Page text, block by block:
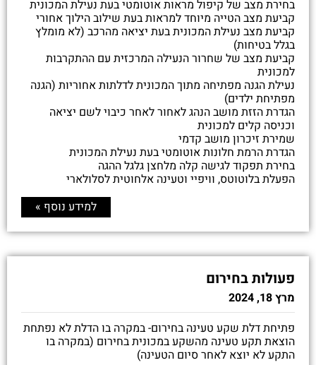
בחירת מצב של קיפול מראות אוטומטי בעת נעילת המכונית
קביעת מצב הטייה מיוחד למראות בעת שילוב הילוך אחורי
קביעת מצב נעילת המכונית בעת יציאה מהרכב (לא מומלץ
בגלל בטיחות)
קביעת מצב של שחרור הנעילה המרכזית עם ההתקרבות
למכונית
נעילת הגנה מפתיחה מתוך המכונית לדלתות אחוריות (הגנה
מפתיחת ילדים)
הגדרת הזזת מושב הנהג לאחור לאחר כיבוי לשם יציאה
וכניסה קלים למכונית
שמירת זיכרון מושב קדמי
הגדרת הרמת חלונות אוטומטי בעת נעילת המכונית
בחירת תפקוד לגישה קלה מלחצן גלגל ההגה
הפעלת בלוטוטס, וויפיי וטעינה אלחוטית לסלולארי
למידע נוסף »
פעולות בחירום
מרץ 18, 2024
פתיחת דלת שקע טעינה בחירום- במקרה בו הדלת לא נפתחת
הוצאת תקע טעינה מהשקע במכונית בחירום (במקרה בו
התקע לא יוצא לאחר סיום הטעינה)